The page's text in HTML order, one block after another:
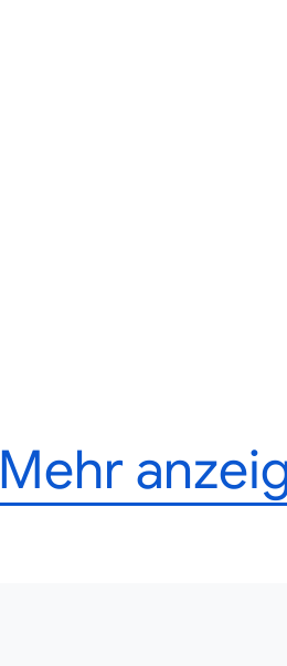
Mehr